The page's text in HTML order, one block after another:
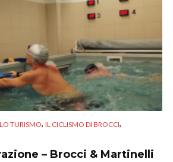
TURISMO, IL CICLISMO DI BROCCI,
– Brocci & Martinelli